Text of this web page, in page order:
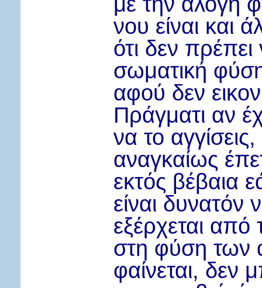
νου είναι και
ότι δεν πρέπει
σωματική
αφού δεν
Πράγματι αν
να το
αναγκαίως
εκτός βέβαια
είναι δυνατόν
εξέρχεται από
στη φύση των
φαίνεται, δεν